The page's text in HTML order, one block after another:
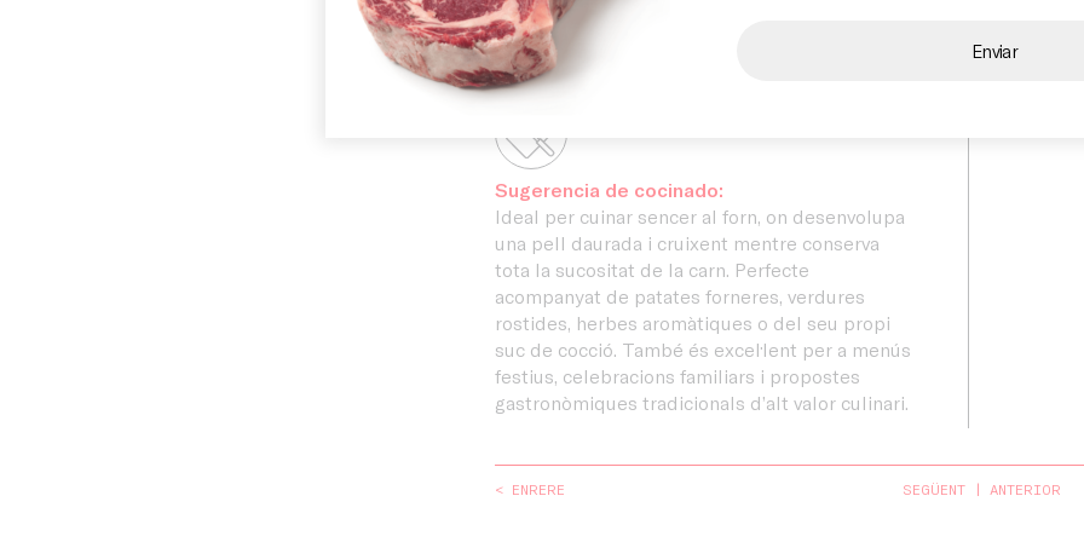
Instal·lacions
exigències de distribuïdors, supermercats
i professionals del canal HORECA.
Sugerencia de cocinado:
Ideal per cuinar sencer al forn, on desenvolupa
una pell daurada i cruixent mentre conserva
tota la sucositat de la carn. Perfecte
acompanyat de patates forneres, verdures
rostides, herbes aromàtiques o del seu propi
suc de cocció. També és excel·lent per a menús
festius, celebracions familiars i propostes
gastronòmiques tradicionals d’alt valor culinari.
< ENRERE SEGÜENT ANTERIOR